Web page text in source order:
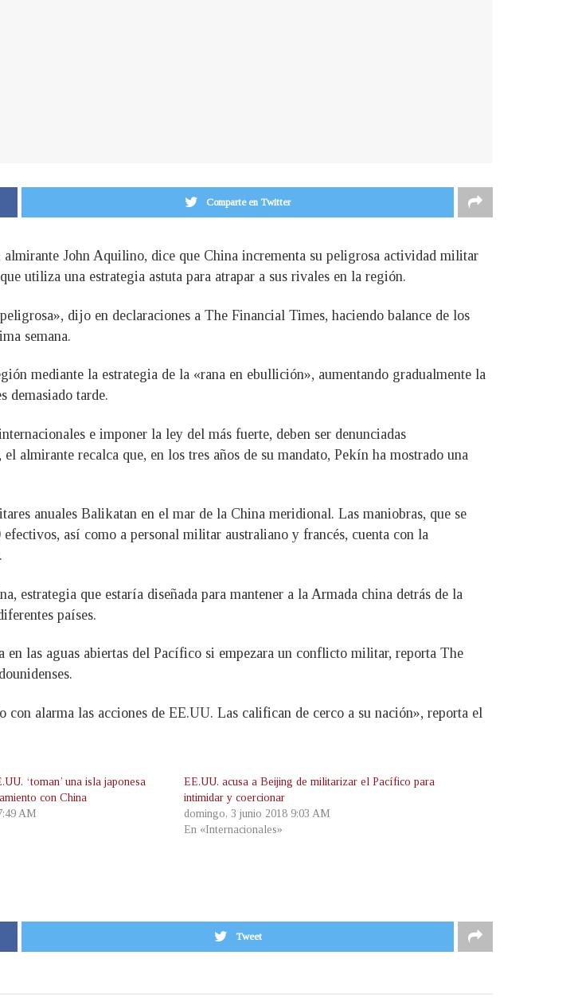
Comparte en Twitter
John Aquilino, dice que China incrementa su peligrosa actividad militar
utiliza una estrategia astuta para atrapar a sus rivales en la región.
dijo en declaraciones a The Financial Times, haciendo balance de los
semana.
mediante la estrategia de la «rana en ebullición», aumentando gradualmente la
demasiado tarde.
e imponer la ley del más fuerte, deben ser denunciadas
almirante recalca que, en los tres años de su mandato, Pekín ha mostrado una
anuales Balikatan en el mar de la China meridional. Las maniobras, que se
así como a personal militar australiano y francés, cuenta con la
estrategia que estaría diseñada para mantener a la Armada china detrás de la
países.
las aguas abiertas del Pacífico si empezara un conflicto militar, reporta The
alarma las acciones de EE.UU. Las califican de cerco a su nación», reporta el
‘toman’ una isla japonesa
con China
AM
EE.UU. acusa a Beijing de militarizar el Pacífico para
intimidar y coercionar
domingo, 3 junio 2018 9:03 AM
En «Internacionales»
Tweet